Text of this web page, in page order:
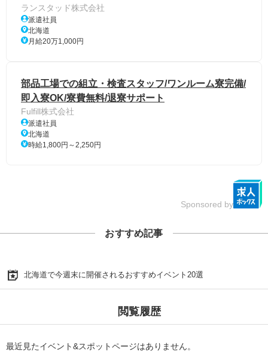
ランスタッド株式会社
派遣社員
北海道
月給20万1,000円
部品工場での組立・検査スタッフ/ワンルーム寮完備/
即入寮OK/寮費無料/退寮サポート
Fulfill株式会社
派遣社員
北海道
時給1,800円～2,250円
Sponsored by
おすすめ記事
北海道で今週末に開催されるおすすめイベント20選
閲覧履歴
最近見たイベント&スポットページはありません。